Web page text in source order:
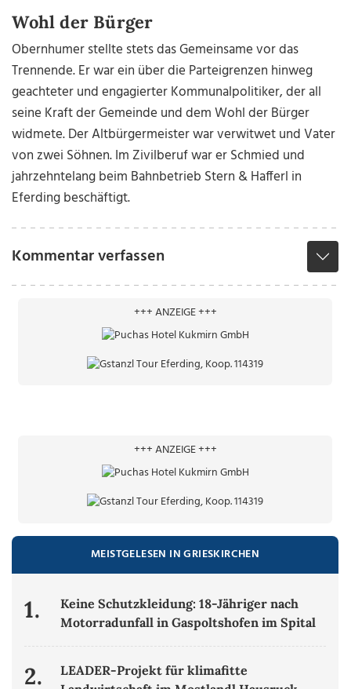
Wohl der Bürger
Obernhumer stellte stets das Gemeinsame vor das
Trennende. Er war ein über die Parteigrenzen hinweg
geachteter und engagierter Kommunalpolitiker, der all
seine Kraft der Gemeinde und dem Wohl der Bürger
widmete. Der Altbürgermeister war verwitwet und Vater
von zwei Söhnen. Im Zivilberuf war er Schmied und
jahrzehntelang beim Bahnbetrieb Stern & Hafferl in
Eferding beschäftigt.
Kommentar verfassen
+++ ANZEIGE +++
+++ ANZEIGE +++
MEISTGELESEN IN GRIESKIRCHEN
1.
Keine Schutzkleidung: 18-Jähriger nach
Motorradunfall in Gaspoltshofen im Spital
2.
LEADER-Projekt für klimafitte